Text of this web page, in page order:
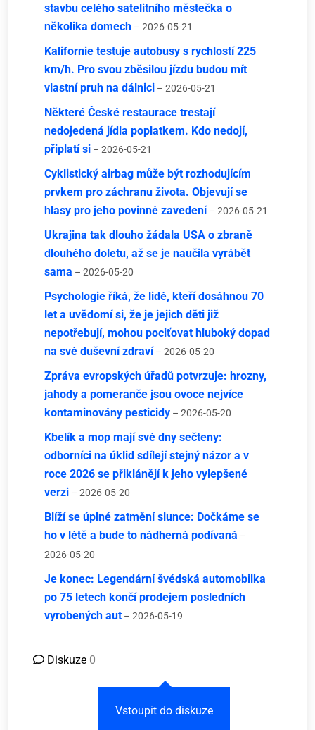
stavbu celého satelitního městečka o
několika domech – 2026-05-21
Kalifornie testuje autobusy s rychlostí 225
km/h. Pro svou zběsilou jízdu budou mít
vlastní pruh na dálnici – 2026-05-21
Některé České restaurace trestají
nedojedená jídla poplatkem. Kdo nedojí,
připlatí si – 2026-05-21
Cyklistický airbag může být rozhodujícím
prvkem pro záchranu života. Objevují se
hlasy pro jeho povinné zavedení – 2026-05-21
Ukrajina tak dlouho žádala USA o zbraně
dlouhého doletu, až se je naučila vyrábět
sama – 2026-05-20
Psychologie říká, že lidé, kteří dosáhnou 70
let a uvědomí si, že je jejich děti již
nepotřebují, mohou pociťovat hluboký dopad
na své duševní zdraví – 2026-05-20
Zpráva evropských úřadů potvrzuje: hrozny,
jahody a pomeranče jsou ovoce nejvíce
kontaminovány pesticidy – 2026-05-20
Kbelík a mop mají své dny sečteny:
odborníci na úklid sdílejí stejný názor a v
roce 2026 se přiklánějí k jeho vylepšené
verzi – 2026-05-20
Blíží se úplné zatmění slunce: Dočkáme se
ho v létě a bude to nádherná podívaná –
2026-05-20
Je konec: Legendární švédská automobilka
po 75 letech končí prodejem posledních
vyrobených aut – 2026-05-19
Diskuze 0
Vstoupit do diskuze